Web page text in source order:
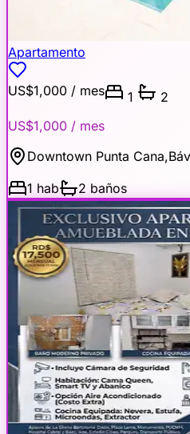
Apartamento
US$1,000 / mes 1
2
US$1,000 / mes
Downtown Punta Cana,
1 hab 2 baños